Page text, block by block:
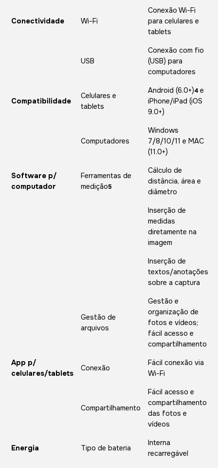
Conectividade Wi-Fi
Conexão Wi-Fi
para celulares e
tablets
USB
Conexão com fio
(USB) para
computadores
Compatibilidade
Celulares e
tablets
Android (6.0+)4e
iPhone/iPad (iOS
9.0+)
Computadores
Windows
7/8/10/11 e MAC
(11.0+)
Software p/
computador
Ferramentas de
medição5
Cálculo de
distância, área e
diâmetro
Inserção de
medidas
diretamente na
imagem
Inserção de
textos/anotações
sobre a captura
Gestão de
arquivos
Gestão e
organização de
fotos e vídeos;
fácil acesso e
compartilhamento
App p/
celulares/tablets
Conexão
Fácil conexão via
Wi-Fi
Compartilhamento
Fácil acesso e
compartilhamento
das fotos e
vídeos
Energia Tipo de bateria
Interna
recarregável